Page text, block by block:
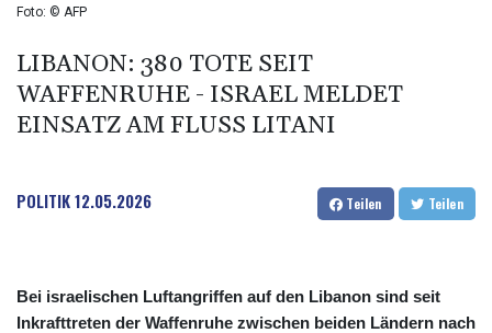
CDF 2262.50392
CNY 6.747604
CNH 6.743285
CUC 1
CUP 26.5
Foto: © AFP
LIBANON: 380 TOTE SEIT
WAFFENRUHE - ISRAEL MELDET
EINSATZ AM FLUSS LITANI
POLITIK12.05.2026 Teilen Teilen
Bei israelischen Luftangriffen auf den Libanon sind seit
Inkrafttreten der Waffenruhe zwischen beiden Ländern nach